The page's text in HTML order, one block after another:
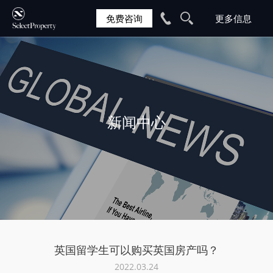
免费咨询
新闻中心
英国留学生可以购买英国房产吗？
2022.03.24